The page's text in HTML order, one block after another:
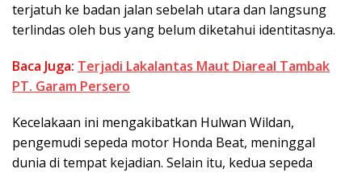
terjatuh ke badan jalan sebelah utara dan langsung
terlindas oleh bus yang belum diketahui identitasnya.
Baca Juga: Terjadi Lakalantas Maut Diareal Tambak
PT. Garam Persero
Kecelakaan ini mengakibatkan Hulwan Wildan,
pengemudi sepeda motor Honda Beat, meninggal
dunia di tempat kejadian. Selain itu, kedua sepeda